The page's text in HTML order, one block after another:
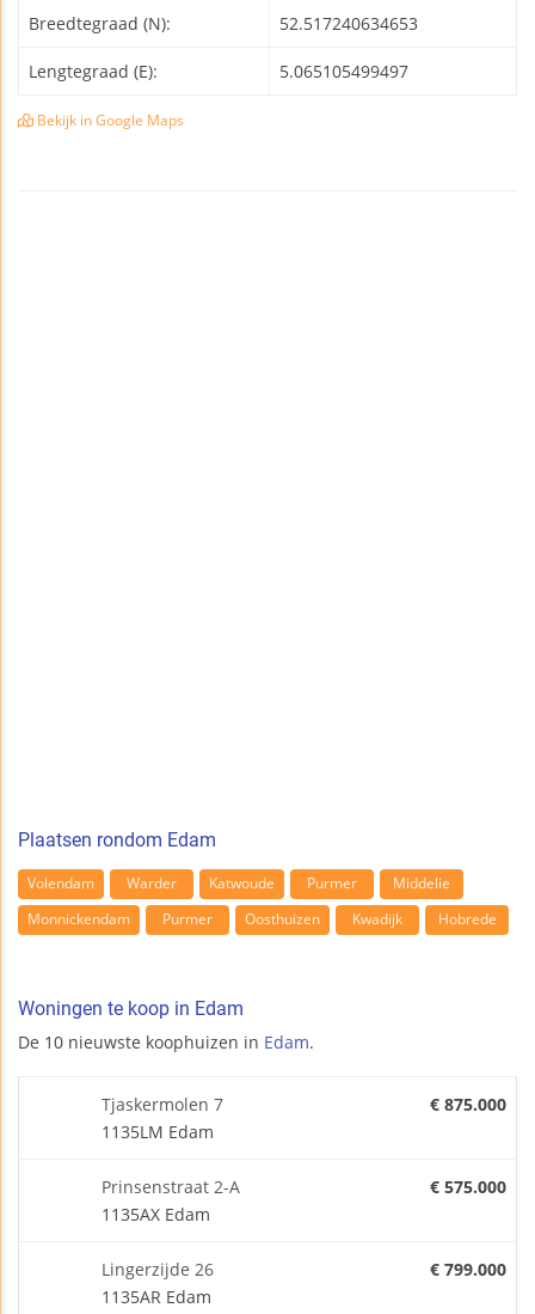
Breedtegraad (N): 52.517240634653
Lengtegraad (E): 5.065105499497
Bekijk in Google Maps
Plaatsen rondom Edam
Volendam Warder Katwoude Purmer
Middelie
Monnickendam
Purmer Oosthuizen Kwadijk Hobrede
Woningen te koop in Edam
De 10 nieuwste koophuizen in Edam.
Tjaskermolen 7
1135LM Edam
€ 875.000
Prinsenstraat 2-A
1135AX Edam
€ 575.000
Lingerzijde 26
1135AR Edam
€ 799.000